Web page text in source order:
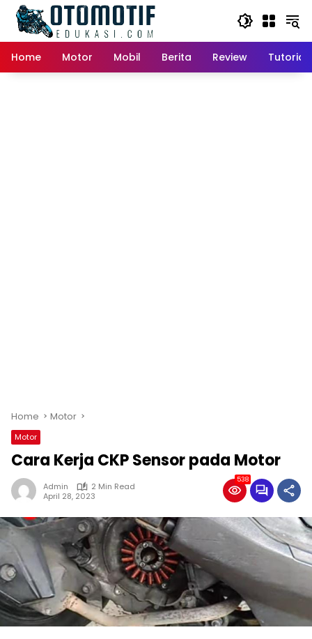
content
Home
Motor Mobil Berita Review Tutorial
Home Motor
Motor
Cara Kerja CKP Sensor pada Motor
Admin
2 Min Read
April 28, 2023
538